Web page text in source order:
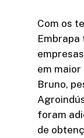
Com os
Embrapa
em maior
Bruno,
foram
de